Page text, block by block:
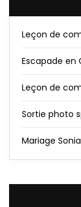
Leçon de
Escapade en
Leçon de
Sortie photo
Mariage